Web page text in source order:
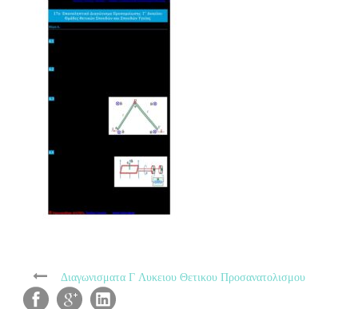
Διαγωνισματα Γ Λυκειου Θετικου Προσανατολισμου